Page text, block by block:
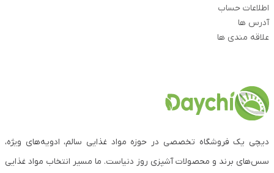
اطلاعات حساب
آدرس ها
علاقه مندی ها
دیچی یک فروشگاه تخصصی در حوزه مواد غذایی سالم، ادویه‌های ویژه،
سس‌های برند و محصولات آشپزی روز دنیاست. ما مسیر انتخاب مواد غذایی